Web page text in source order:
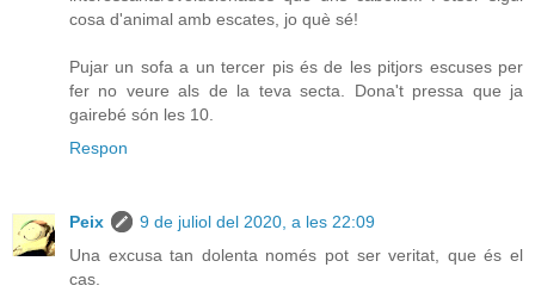
cosa d'animal amb escates, jo què sé!
Pujar un sofa a un tercer pis és de les pitjors escuses per
fer no veure als de la teva secta. Dona't pressa que ja
gairebé són les 10.
Respon
Peix
9 de juliol del 2020, a les 22:09
Una excusa tan dolenta només pot ser veritat, que és el
cas.